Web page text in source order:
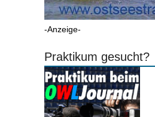
-Anzeige-
Praktikum gesucht?